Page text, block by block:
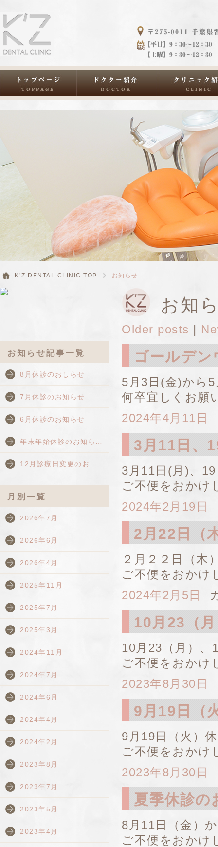
K’Z DENTAL CLINIC TOP お知らせ
お知
Older posts |
ゴールデ
5月3日(金)から
何卒宜しくお願
2024年4月11日
3月11日、
3月11日(月)、
ご不便をおかけ
2024年2月19日
2月22日（
２月２２日（木
ご不便をおかけ
2024年2月5日
10月23（
10月23（月）、
ご不便をおかけ
2023年8月30日
9月19日（
9月19日（火）
ご不便をおかけ
2023年8月30日
夏季休診の
8月11日（金）
ご不便をおかけ
お知らせ記事一覧
8月休診のおしらせ
7月休診のお知らせ
6月休診のお知らせ
年末年始休診のお知ら…
12月診療日変更のお…
月別一覧
2026年7月
2026年6月
2026年4月
2025年11月
2025年7月
2025年3月
2024年11月
2024年7月
2024年6月
2024年4月
2024年2月
2023年8月
2023年7月
2023年5月
2023年4月